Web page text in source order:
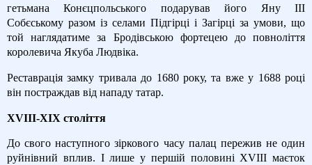
гетьмана Конєцпольського подарував його Яну ІІІ
Собєському разом із селами Підгірці і Загірці за умови, що
той наглядатиме за Бродівською фортецею до повноліття
королевича Якуба Людвіка.
Реставрація замку тривала до 1680 року, та вже у 1688 році
він постраждав від нападу татар.
XVIII-XIX століття
До свого наступного зіркового часу палац пережив не один
руйнівний вплив. І лише у першій половині XVIII маєток